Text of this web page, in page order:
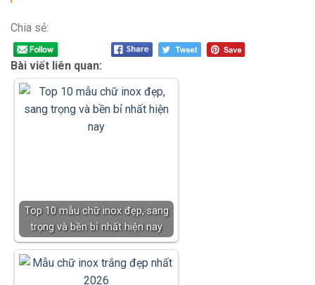
Chia sẻ:
Bài viết liên quan:
Top 10 mẫu chữ inox đẹp, sang
trọng và bền bỉ nhất hiện nay